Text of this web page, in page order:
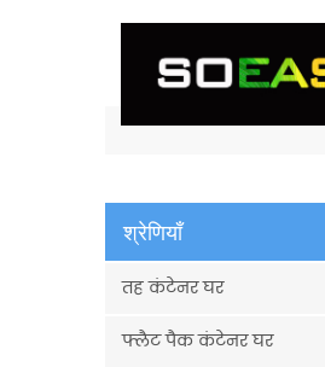
श्रेणियाँ
तह कंटेनर घर
फ्लैट पैक कंटेनर घर